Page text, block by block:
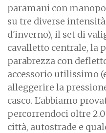
paramani con
su tre diverse
d'inverno), il set di
cavalletto centrale, la
parabrezza con
accessorio utilissimo
alleggerire la
casco. L'abbiamo
percorrendoci oltre
città, autostrade e